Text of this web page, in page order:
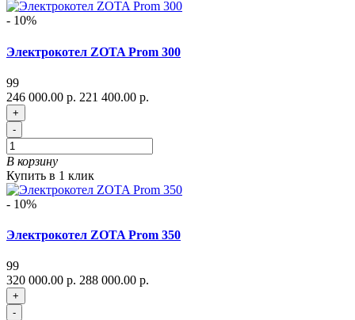
- 10%
Электрокотел ZOTA Prom 300
99
246 000.00 р. 221 400.00 р.
+
-
В корзину
Купить в 1 клик
- 10%
Электрокотел ZOTA Prom 350
99
320 000.00 р. 288 000.00 р.
+
-